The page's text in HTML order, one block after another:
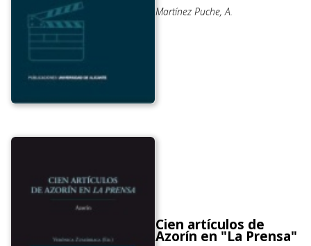
Martínez Puche, A.
Cien artículos de
Azorín en "La Prensa"